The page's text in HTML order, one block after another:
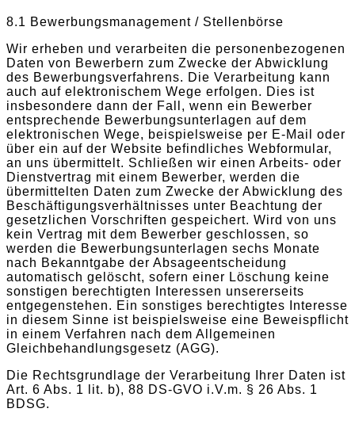
8.1 Bewerbungsmanagement / Stellenbörse
Wir erheben und verarbeiten die personenbezogenen
Daten von Bewerbern zum Zwecke der Abwicklung
des Bewerbungsverfahrens. Die Verarbeitung kann
auch auf elektronischem Wege erfolgen. Dies ist
insbesondere dann der Fall, wenn ein Bewerber
entsprechende Bewerbungsunterlagen auf dem
elektronischen Wege, beispielsweise per E-Mail oder
über ein auf der Website befindliches Webformular,
an uns übermittelt. Schließen wir einen Arbeits- oder
Dienstvertrag mit einem Bewerber, werden die
übermittelten Daten zum Zwecke der Abwicklung des
Beschäftigungsverhältnisses unter Beachtung der
gesetzlichen Vorschriften gespeichert. Wird von uns
kein Vertrag mit dem Bewerber geschlossen, so
werden die Bewerbungsunterlagen sechs Monate
nach Bekanntgabe der Absageentscheidung
automatisch gelöscht, sofern einer Löschung keine
sonstigen berechtigten Interessen unsererseits
entgegenstehen. Ein sonstiges berechtigtes Interesse
in diesem Sinne ist beispielsweise eine Beweispflicht
in einem Verfahren nach dem Allgemeinen
Gleichbehandlungsgesetz (AGG).
Die Rechtsgrundlage der Verarbeitung Ihrer Daten ist
Art. 6 Abs. 1 lit. b), 88 DS-GVO i.V.m. § 26 Abs. 1
BDSG.